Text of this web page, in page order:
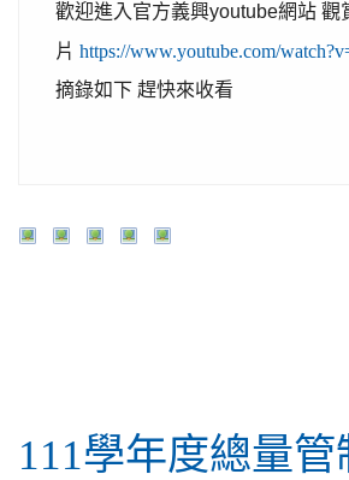
歡迎進入官方義興youtube網站 觀
片 https://www.youtube.com/
摘錄如下 趕快來收看
111學年度總量管